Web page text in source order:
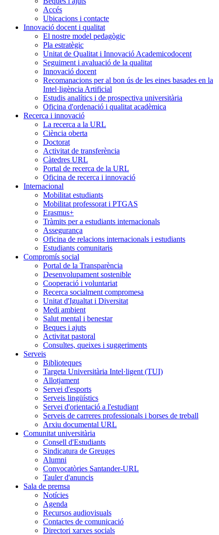
Accés
Ubicacions i contacte
Innovació docent i qualitat
El nostre model pedagògic
Pla estratègic
Unitat de Qualitat i Innovació Academicodocent
Seguiment i avaluació de la qualitat
Innovació docent
Recomanacions per al bon ús de les eines basades en la
Intel·ligència Artificial
Estudis analítics i de prospectiva universitària
Oficina d'ordenació i qualitat acadèmica
Recerca i innovació
La recerca a la URL
Ciència oberta
Doctorat
Activitat de transferència
Càtedres URL
Portal de recerca de la URL
Oficina de recerca i innovació
Internacional
Mobilitat estudiants
Mobilitat professorat i PTGAS
Erasmus+
Tràmits per a estudiants internacionals
Assegurança
Oficina de relacions internacionals i estudiants
Estudiants comunitaris
Compromís social
Portal de la Transparència
Desenvolupament sostenible
Cooperació i voluntariat
Recerca socialment compromesa
Unitat d'Igualtat i Diversitat
Medi ambient
Salut mental i benestar
Beques i ajuts
Activitat pastoral
Consultes, queixes i suggeriments
Serveis
Biblioteques
Targeta Universitària Intel·ligent (TUI)
Allotjament
Servei d'esports
Serveis lingüístics
Servei d'orientació a l'estudiant
Serveis de carreres professionals i borses de treball
Arxiu documental URL
Comunitat universitària
Consell d'Estudiants
Sindicatura de Greuges
Alumni
Convocatòries Santander-URL
Tauler d'anuncis
Sala de premsa
Notícies
Agenda
Recursos audiovisuals
Contactes de comunicació
Directori xarxes socials